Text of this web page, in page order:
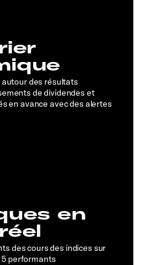
des résultats
de dividendes et
en avance avec des alertes
en
des cours des indices sur
5 performants